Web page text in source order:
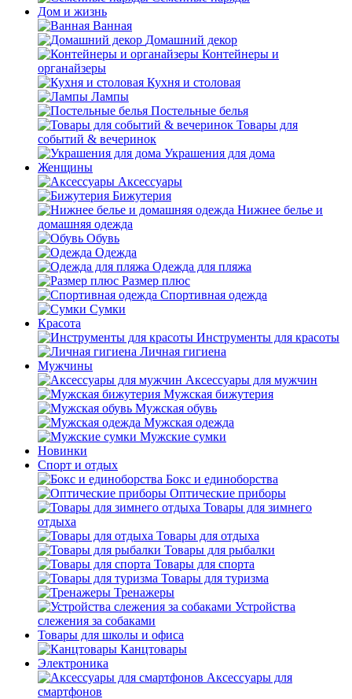
Дом и жизнь
Ванная
Домашний декор
Контейнеры и
органайзеры
Кухня и столовая
Лампы
Постельные белья
Товары для
событий & вечеринок
Украшения для дома
Женщины
Аксессуары
Бижутерия
Нижнее белье и
домашняя одежда
Обувь
Одежда
Одежда для пляжа
Размер плюс
Спортивная одежда
Сумки
Красота
Инструменты для красоты
Личная гигиена
Мужчины
Аксессуары для мужчин
Мужская бижутерия
Мужская обувь
Мужская одежда
Мужские сумки
Новинки
Спорт и отдых
Бокс и единоборства
Оптические приборы
Товары для зимнего
отдыха
Товары для отдыха
Товары для рыбалки
Товары для спорта
Товары для туризма
Тренажеры
Устройства
слежения за собаками
Товары для школы и офиса
Канцтовары
Электроника
Аксессуары для
смартфонов